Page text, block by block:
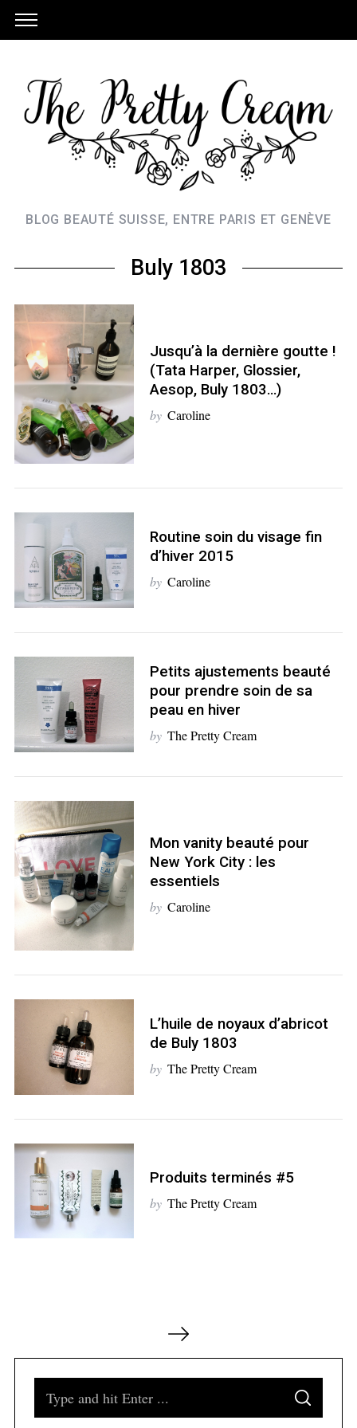
BLOG BEAUTÉ SUISSE, ENTRE PARIS ET GENÈVE
Buly 1803
Jusqu’à la dernière goutte !
(Tata Harper, Glossier,
Aesop, Buly 1803…)
by Caroline
Routine soin du visage fin
d’hiver 2015
by Caroline
Petits ajustements beauté
pour prendre soin de sa
peau en hiver
by The Pretty Cream
Mon vanity beauté pour
New York City : les
essentiels
by Caroline
L’huile de noyaux d’abricot
de Buly 1803
by The Pretty Cream
Produits terminés #5
by The Pretty Cream
S
A
S
r
c
h
f
o
r
: